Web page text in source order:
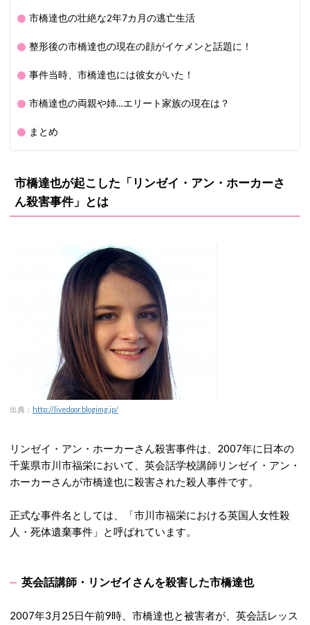
市橋達也の壮絶な2年7カ月の逃亡生活
整形後の市橋達也の現在の顔がイケメンと話題に！
事件当時、市橋達也には彼女がいた！
市橋達也の両親や姉…エリート家族の現在は？
まとめ
市橋達也が起こした「リンゼイ・アン・ホーカーさ
ん殺害事件」とは
出典： http://livedoor.blogimg.jp/
リンゼイ・アン・ホーカーさん殺害事件は、2007年に日本の
千葉県市川市福栄において、英会話学校講師リンゼイ・アン・
ホーカーさんが市橋達也に殺害された殺人事件です。
正式な事件名としては、「市川市福栄における英国人女性殺
人・死体遺棄事件」と呼ばれています。
英会話講師・リンゼイさんを殺害した市橋達也
2007年3月25日午前9時、市橋達也と被害者が、英会話レッス